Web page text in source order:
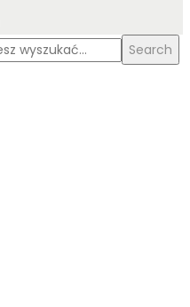
Search